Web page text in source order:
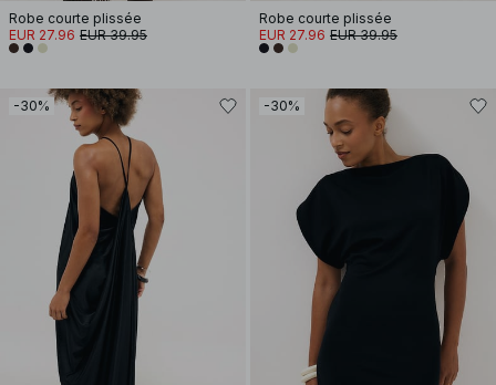
Robe courte plissée
EUR 27.96 EUR 39.95
Robe courte plissée
EUR 27.96 EUR 39.95
-30% -30%